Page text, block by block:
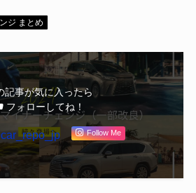
ジ まとめ
記事が気に入ったら
フォローしてね！
Follow Me